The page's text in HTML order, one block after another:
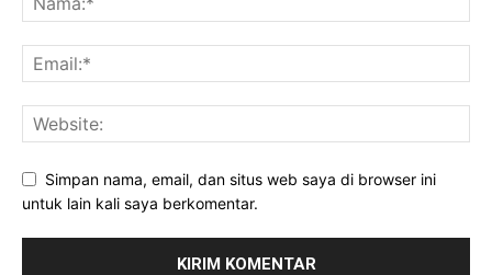
Simpan nama, email, dan situs web saya di browser ini
untuk lain kali saya berkomentar.